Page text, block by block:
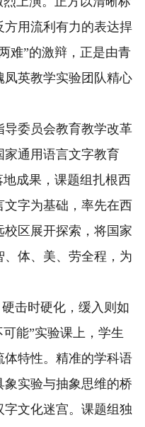
用流利有力的表达捍
难”的激辩，正是由青
英教学实验团队精心
委员会教育教学改革
通用语言文字教育
成果，课题组扎根西
字为基础，率先在西
区展开探索，将国家
体、美、劳全程，为
击时硬化，缓入则如
能”实验课上，学生
特性。精准的学科语
实验与抽象思维的桥
文化迷宫。课题组独